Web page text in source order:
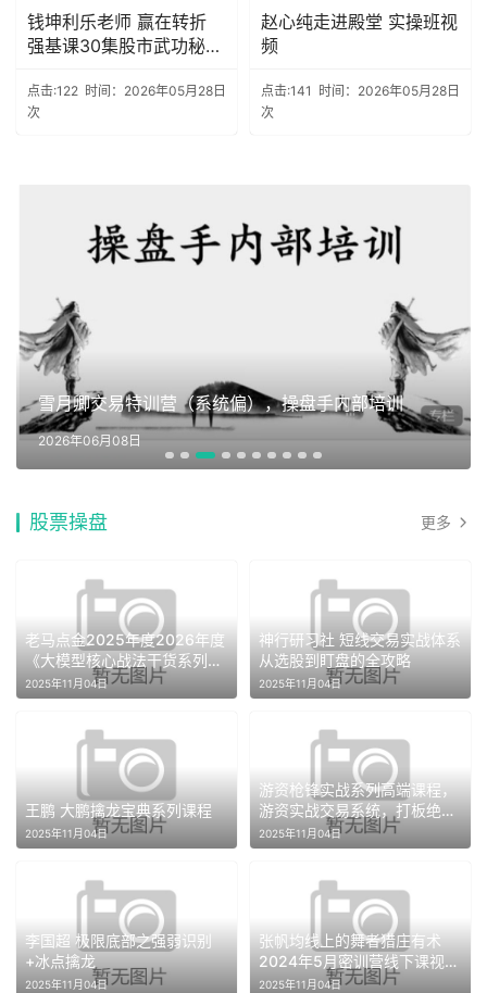
钱坤利乐老师 赢在转折
强基课30集股市武功秘笈
点击:122
次
时间：2026年05月28日
赵心纯走进殿堂 实操班视
频
点击:141
次
时间：2026年05月28日
雪月卿交易特训营（系统偏），操盘手内部培训
2026年06月08日
股票操盘 更多
老马点金2025年度2026年度
《大模型核心战法干货系列》
二期
2025年11月04日
神行研习社 短线交易实战体系
从选股到盯盘的全攻略
2025年11月04日
王鹏 大鹏擒龙宝典系列课程
2025年11月04日
游资枪锋实战系列高端课程，
游资实战交易系统，打板绝招
低吸绝技风控系统
2025年11月04日
李国超 极限底部之强弱识别
+冰点擒龙
2025年11月04日
张帆均线上的舞者猎庄有术
2024年5月密训营线下课视频
+指标
2025年11月04日